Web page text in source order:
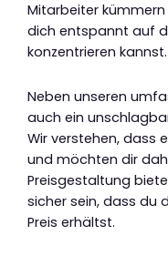
Mitarbeiter
dich entspannt auf
konzentrieren kannst.
Neben unseren
auch ein
Wir verstehen, dass
und möchten dir
Preisgestaltung
sicher sein, dass du
Preis erhältst.